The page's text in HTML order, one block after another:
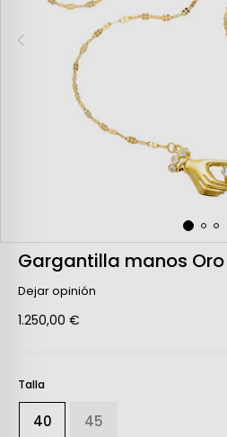
Gargantilla manos Oro
Dejar opinión
1.250,00 €
Talla
40 45